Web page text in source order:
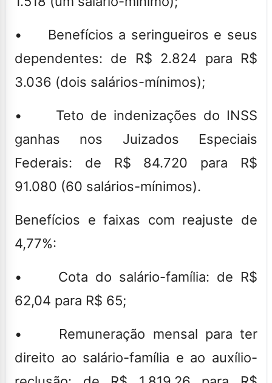
• Benefícios a seringueiros e seus
dependentes: de R$ 2.824 para R$
3.036 (dois salários-mínimos);
• Teto de indenizações do INSS
ganhas nos Juizados Especiais
Federais: de R$ 84.720 para R$
91.080 (60 salários-mínimos).
Benefícios e faixas com reajuste de
4,77%:
• Cota do salário-família: de R$
62,04 para R$ 65;
• Remuneração mensal para ter
direito ao salário-família e ao auxílio-